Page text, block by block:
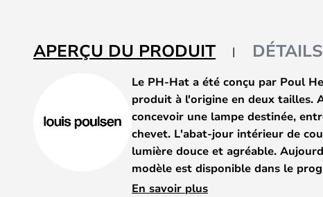
the
images
APERÇU DU PRODUIT
Le PH-Hat a été conçu par Poul
produit à l'origine en deux tailles.
concevoir une lampe destinée,
chevet. L'abat-jour intérieur de
lumière douce et agréable.
modèle est disponible dans le
l'éclairage de chevet, aux foyers,
En savoir plus